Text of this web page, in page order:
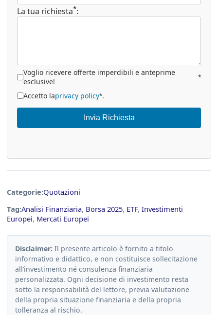
La tua richiesta*:
Voglio ricevere offerte imperdibili e anteprime
esclusive!
*
Accetto laprivacy policy*.
Invia Richiesta
Categorie:Quotazioni
Tag:Analisi Finanziaria, Borsa 2025, ETF, Investimenti
Europei, Mercati Europei
Disclaimer: Il presente articolo è fornito a titolo
informativo e didattico, e non costituisce sollecitazione
all’investimento né consulenza finanziaria
personalizzata. Ogni decisione di investimento resta
sotto la responsabilità del lettore, previa valutazione
della propria situazione finanziaria e della propria
tolleranza al rischio.